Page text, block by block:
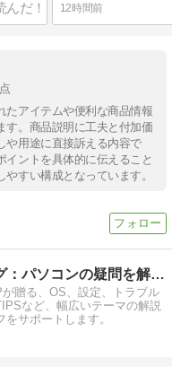
12時間前
たアイテムや便利な商品情報
す。商品説明に工夫と付加価
や用途に直接訴える内容で
イントを具体的に伝えること
すい構成となっています。
PC WRAP公式ブログ：パソコンの疑問を解決！
贈る、OS、設定、トラブル
など、幅広いテーマの解説
サポートします。